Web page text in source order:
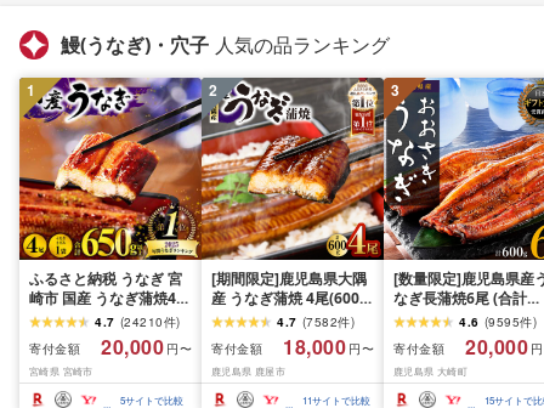
鰻(うなぎ)・穴子 人気の品ランキング
1
ふるさと納税 うなぎ 宮
崎市 国産 うなぎ蒲焼4
尾・きざみ鰻1袋(合計
4.7 (24210件)
寄付金額
20,000 円〜
宮崎県 宮崎市
5サイトで比較
2
[期間限定]鹿児島県大隅
産 うなぎ蒲焼 4尾(600g)
KN007-004-04-cp18 う
なぎ 鰻 魚 惣菜 総菜
4.7 (7582件)
寄付金額
18,000 円〜
鹿児島県 鹿屋市
11サイトで比較
3
[数量限定]鹿児島県産
なぎ長蒲焼6尾 (合計
600g以上)4.6 (9595件)
寄付金額
20,000
鹿児島県 大崎町
15サイトで